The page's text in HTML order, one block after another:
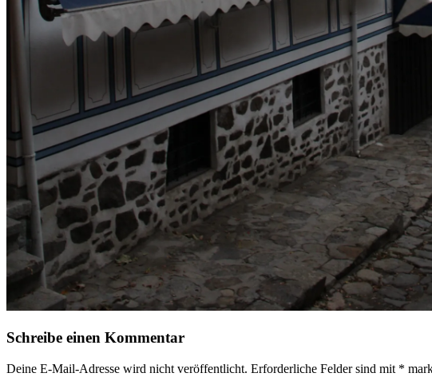
Schreibe einen Kommentar
Deine E-Mail-Adresse wird nicht veröffentlicht. Erforderliche Felder sind mit *